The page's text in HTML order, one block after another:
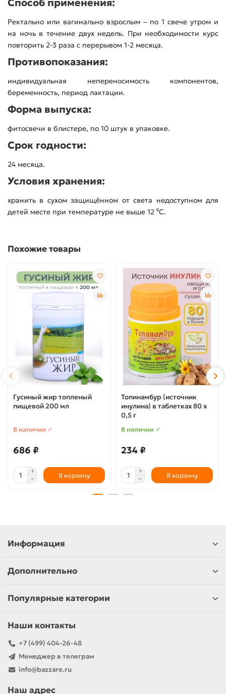
Способ применения:
Ректально или вагинально взрослым ‒ по 1 свече утром и
на ночь в течение двух недель. При необходимости курс
повторить 2-3 раза с перерывом 1-2 месяца.
Противопоказания:
индивидуальная непереносимость компонентов,
беременность, период лактации.
Форма выпуска:
фитосвечи в блистере, по 10 штук в упаковке.
Срок годности:
24 месяца.
Условия хранения:
хранить в сухом защищённом от света недоступном для
детей месте при температуре не выше 12 ⁰С.
Похожие товары
Гусиный жир топленый
пищевой 200 мл
В наличии ✓
686 ₽
В корзину
Топинамбур (источник
инулина) в таблетках 80 х
0,5 г
В наличии ✓
234 ₽
В корзину
Информация
Дополнительно
Популярные категории
Наши контакты
+7 (499) 404-26-48
Менеджер в телеграм
info@bazzare.ru
Наш адрес